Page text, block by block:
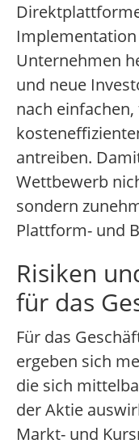
Unternehmen
und neue
nach
antreiben.
Wettbewerb
sondern
Plattform- und
Risiken
für das
Für das
ergeben sich
die sich
der Aktie
Markt- und